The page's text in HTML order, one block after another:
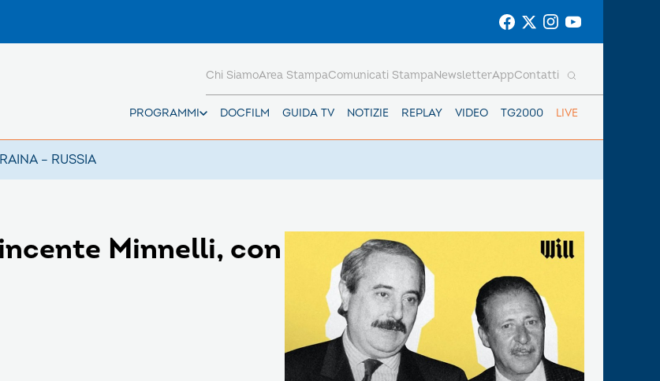
PROGRAMMI DOCFILM GUIDA TV NOTIZIE REPLAY VIDEO TG2000 LIVE
Chi SiamoArea StampaComunicati StampaNewsletterAppContatti
– RUSSIA
Minnelli, con